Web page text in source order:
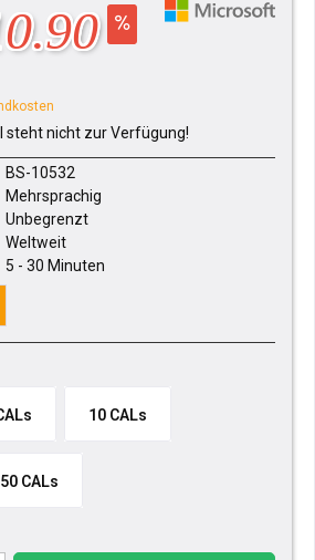
steht nicht zur Verfügung!
BS-10532
Mehrsprachig
Unbegrenzt
Weltweit
5 - 30 Minuten
10 CALs
50 CALs